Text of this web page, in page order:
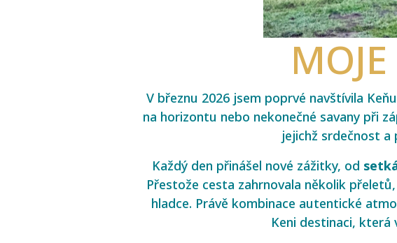
V březnu 2026 jsem poprvé navštívila
na horizontu nebo nekonečné savany při
jejichž srdečnost
Každý den přinášel nové zážitky, od
Přestože cesta zahrnovala několik
hladce. Právě kombinace autentické
Keni destinaci,